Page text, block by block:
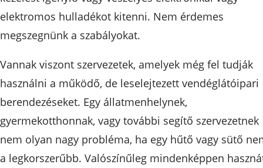
elektromos hulladékot kitenni. Nem érdemes
megszegnünk a szabályokat.
Vannak viszont szervezetek, amelyek még fel tudják
használni a működő, de leselejtezett vendéglátóipari
berendezéseket. Egy állatmenhelynek,
gyermekotthonnak, vagy további segítő szervezetnek
nem olyan nagy probléma, ha egy hűtő vagy sütő
a legkorszerűbb. Valószínűleg mindenképpen